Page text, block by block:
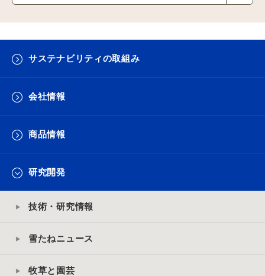
サステナビリティの取組み
会社情報
商品情報
研究開発
技術・研究情報
雪たねニュース
牧草と園芸